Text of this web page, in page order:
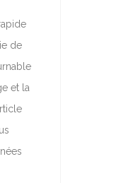
de
et la